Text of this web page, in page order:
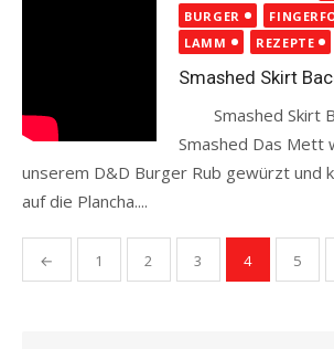
on
BURGER
LAMM
REZEPTE
Smashed Skirt
Smashed Skirt
Smashed Das Mett
unserem D&D Burger Rub gewürzt und
auf die Plancha....
Seitennummerierung
der
← 1 2 3 4 5